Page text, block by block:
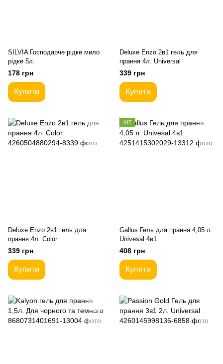
SILVIA Господарче рідке мило
рідке 5л.
178 грн
Купити
Deluxe Enzo 2в1 гель для
прання 4л. Universal
339 грн
Купити
Deluxe Enzo 2в1 гель для
прання 4л. Сolor
339 грн
Купити
ХІТ
Gallus Гель для прання 4,05 л.
Univesal 4в1
408 грн
Купити